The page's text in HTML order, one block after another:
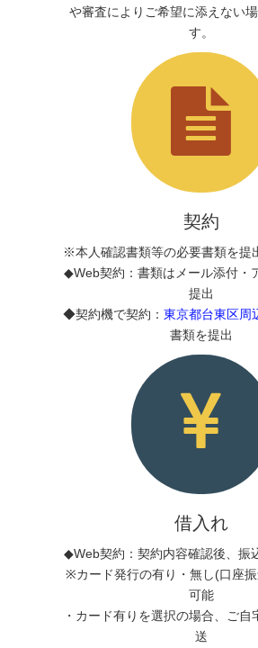
や審査によりご希望に添えない
す。
契約
※本人確認書類等の必要書類を提
◆Web契約：書類はメール添付・
提出
◆契約機で契約： 東京都台東区周
書類を提出
借入れ
◆Web契約：契約内容確認後、振
※カード発行の有り・無し(口座
可能
・カード有りを選択の場合、ご自
送